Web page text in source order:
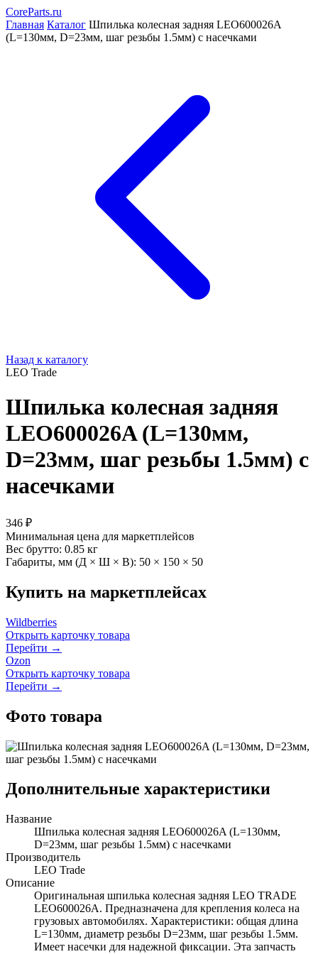
CoreParts.ru
Главная Каталог Шпилька колесная задняя LEO600026A
(L=130мм, D=23мм, шаг резьбы 1.5мм) с насечками
Назад к каталогу
LEO Trade
Шпилька колесная задняя
LEO600026A (L=130мм,
D=23мм, шаг резьбы 1.5мм) с
насечками
346 ₽
Минимальная цена для маркетплейсов
Вес брутто: 0.85 кг
Габариты, мм (Д × Ш × В): 50 × 150 × 50
Купить на маркетплейсах
Wildberries
Открыть карточку товара
Перейти →
Ozon
Открыть карточку товара
Перейти →
Фото товара
Дополнительные характеристики
Название
Шпилька колесная задняя LEO600026A (L=130мм,
D=23мм, шаг резьбы 1.5мм) с насечками
Производитель
LEO Trade
Описание
Оригинальная шпилька колесная задняя LEO TRADE
LEO600026A. Предназначена для крепления колеса на
грузовых автомобилях. Характеристики: общая длина
L=130мм, диаметр резьбы D=23мм, шаг резьбы 1.5мм.
Имеет насечки для надежной фиксации. Эта запчасть